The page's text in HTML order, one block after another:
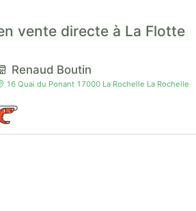
vente directe à La Flotte
Renaud Boutin
16 Quai du Ponant 17000 La Rochelle La Rochelle